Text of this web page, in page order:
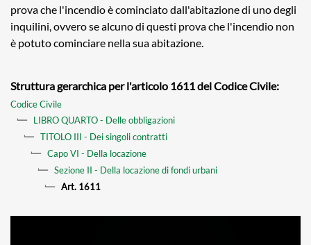
prova che l'incendio è cominciato dall'abitazione di uno degli
inquilini, ovvero se alcuno di questi prova che l'incendio non
è potuto cominciare nella sua abitazione.
Struttura gerarchica per l'articolo 1611 del Codice Civile:
Codice Civile
LIBRO QUARTO - Delle obbligazioni
TITOLO III - Dei singoli contratti
Capo VI - Della locazione
Sezione II - Della locazione di fondi urbani
Art. 1611